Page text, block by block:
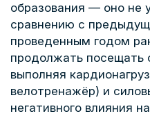
образования — оно не
сравнению с
проведенным годом
продолжать посещать
выполняя
велотренажёр) и
негативного влияния